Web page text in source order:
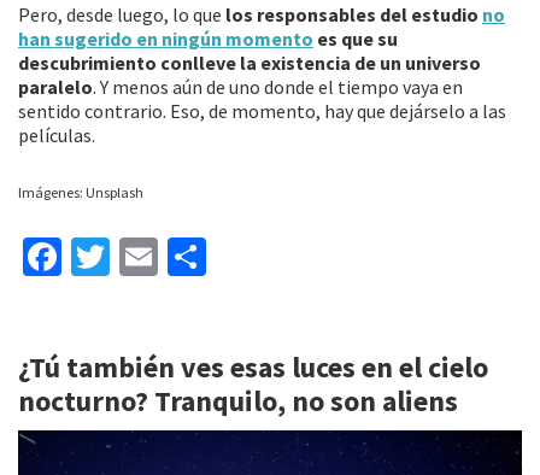
Pero, desde luego, lo que los responsables del estudio no
han sugerido en ningún momento es que su
descubrimiento conlleve la existencia de un universo
paralelo. Y menos aún de uno donde el tiempo vaya en
sentido contrario. Eso, de momento, hay que dejárselo a las
películas.
Imágenes: Unsplash
Fa
o
o
k
T
er
E
l
p
ar
tir
¿Tú también ves esas luces en el cielo
nocturno? Tranquilo, no son aliens